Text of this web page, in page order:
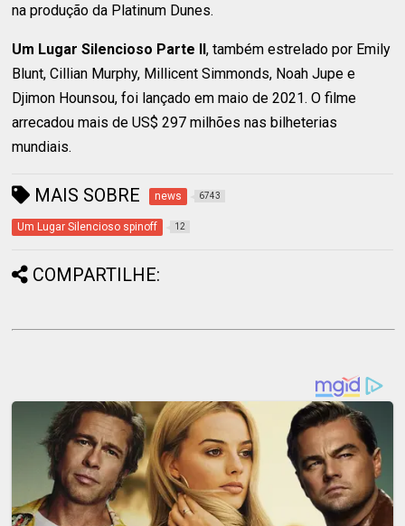
na produção da Platinum Dunes.
Um Lugar Silencioso Parte II, também estrelado por Emily
Blunt, Cillian Murphy, Millicent Simmonds, Noah Jupe e
Djimon Hounsou, foi lançado em maio de 2021. O filme
arrecadou mais de US$ 297 milhões nas bilheterias
mundiais.
MAIS SOBRE news 6743
Um Lugar Silencioso spinoff 12
COMPARTILHE: